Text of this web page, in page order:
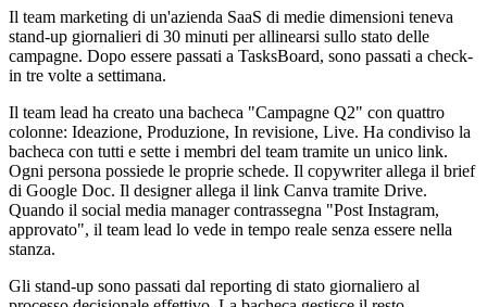
Il team marketing di un'azienda SaaS di medie dimensioni teneva
stand-up giornalieri di 30 minuti per allinearsi sullo stato delle
campagne. Dopo essere passati a TasksBoard, sono passati a check-
in tre volte a settimana.
Il team lead ha creato una bacheca "Campagne Q2" con quattro
colonne: Ideazione, Produzione, In revisione, Live. Ha condiviso la
bacheca con tutti e sette i membri del team tramite un unico link.
Ogni persona possiede le proprie schede. Il copywriter allega il brief
di Google Doc. Il designer allega il link Canva tramite Drive.
Quando il social media manager contrassegna "Post Instagram,
approvato", il team lead lo vede in tempo reale senza essere nella
stanza.
Gli stand-up sono passati dal reporting di stato giornaliero al